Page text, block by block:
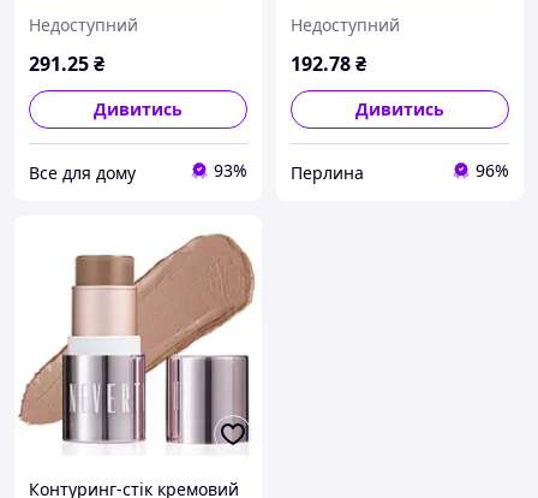
обличчя та контурингу
для сяючого о VDD11-S
Недоступний
291.25₴
Дивитись
Все для дому 93%
обличчя та контурингу
для сяючого об Per33/R
Недоступний
192.78₴
Дивитись
Перлина 96%
Контуринг-стік кремовий